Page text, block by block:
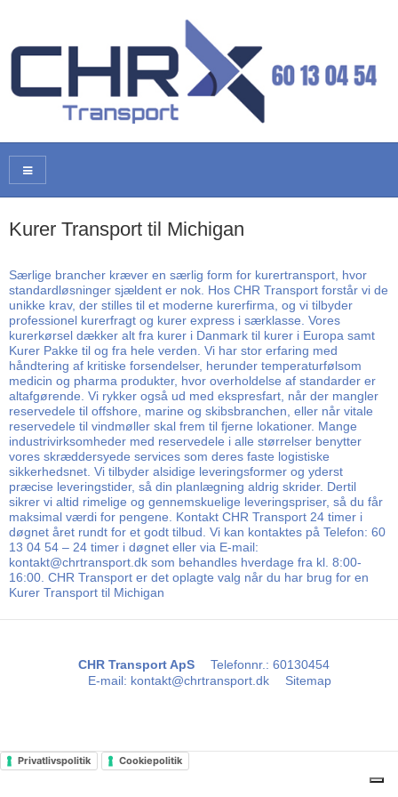
Kurer Transport til Michigan
Særlige brancher kræver en særlig form for kurertransport, hvor
standardløsninger sjældent er nok. Hos CHR Transport forstår vi de
unikke krav, der stilles til et moderne kurerfirma, og vi tilbyder
professionel kurerfragt og kurer express i særklasse. Vores
kurerkørsel dækker alt fra kurer i Danmark til kurer i Europa samt
Kurer Pakke til og fra hele verden. Vi har stor erfaring med
håndtering af kritiske forsendelser, herunder temperaturfølsom
medicin og pharma produkter, hvor overholdelse af standarder er
altafgørende. Vi rykker også ud med ekspresfart, når der mangler
reservedele til offshore, marine og skibsbranchen, eller når vitale
reservedele til vindmøller skal frem til fjerne lokationer. Mange
industrivirksomheder med reservedele i alle størrelser benytter
vores skræddersyede services som deres faste logistiske
sikkerhedsnet. Vi tilbyder alsidige leveringsformer og yderst
præcise leveringstider, så din planlægning aldrig skrider. Dertil
sikrer vi altid rimelige og gennemskuelige leveringspriser, så du får
maksimal værdi for pengene. Kontakt CHR Transport 24 timer i
døgnet året rundt for et godt tilbud. Vi kan kontaktes på Telefon: 60
13 04 54 – 24 timer i døgnet eller via E-mail:
kontakt@chrtransport.dk som behandles hverdage fra kl. 8:00-
16:00. CHR Transport er det oplagte valg når du har brug for en
Kurer Transport til Michigan
CHR Transport ApS Telefonnr.: 60130454
E-mail: kontakt@chrtransport.dk Sitemap
Privatlivspolitik Cookiepolitik